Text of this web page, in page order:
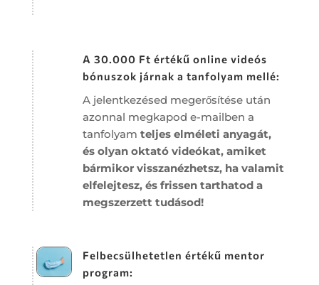
A 30.000 Ft értékű online videós
bónuszok járnak a tanfolyam mellé:
A jelentkezésed megerősítése után
azonnal megkapod e-mailben a
tanfolyam teljes elméleti anyagát,
ésolyan oktató videókat, amiket
bármikor visszanézhetsz, ha valamit
elfelejtesz, és frissen tarthatod a
megszerzett tudásod!
Felbecsülhetetlen értékű mentor
program: